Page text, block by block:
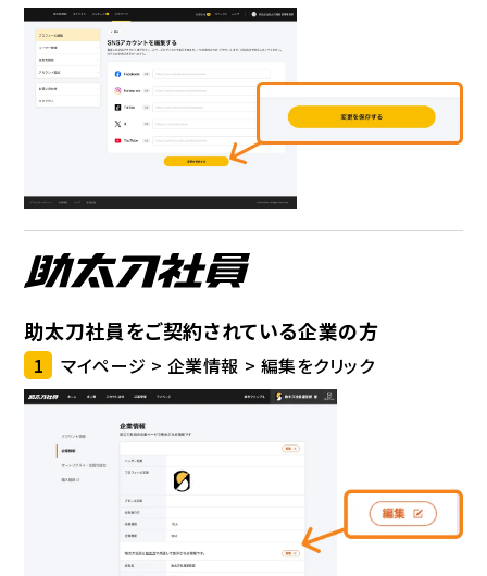
助太刀社員をご契約されている企業の方
1 マイページ > 企業情報 > 編集をクリック